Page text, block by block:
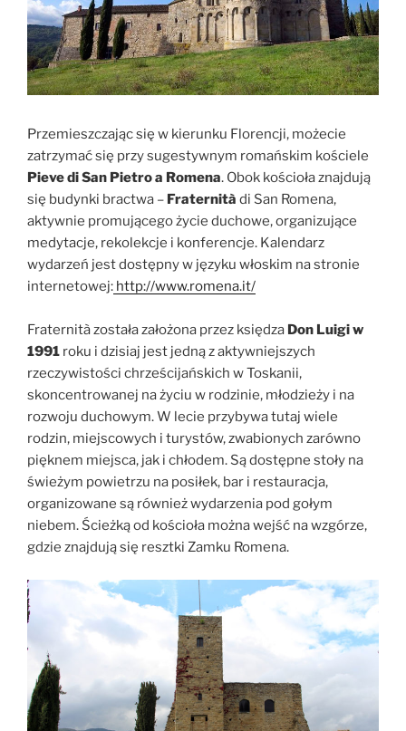
Przemieszczając się w kierunku Florencji, możecie
zatrzymać się przy sugestywnym romańskim kościele
Pieve di San Pietro a Romena. Obok kościoła znajdują
się budynki bractwa – Fraternità di San Romena,
aktywnie promującego życie duchowe, organizujące
medytacje, rekolekcje i konferencje. Kalendarz
wydarzeń jest dostępny w języku włoskim na stronie
internetowej: http://www.romena.it/
Fraternità została założona przez księdza Don Luigi w
1991 roku i dzisiaj jest jedną z aktywniejszych
rzeczywistości chrześcijańskich w Toskanii,
skoncentrowanej na życiu w rodzinie, młodzieży i na
rozwoju duchowym. W lecie przybywa tutaj wiele
rodzin, miejscowych i turystów, zwabionych zarówno
pięknem miejsca, jak i chłodem. Są dostępne stoły na
świeżym powietrzu na posiłek, bar i restauracja,
organizowane są również wydarzenia pod gołym
niebem. Ścieżką od kościoła można wejść na wzgórze,
gdzie znajdują się resztki Zamku Romena.